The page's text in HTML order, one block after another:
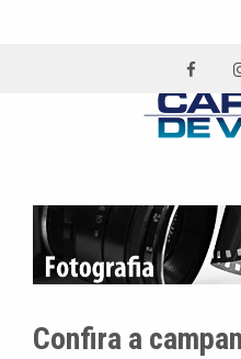
Confira a